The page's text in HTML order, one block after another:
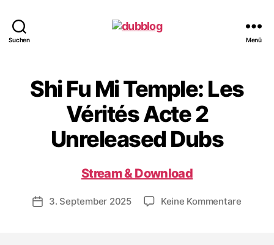
Suchen Menü
Shi Fu Mi Temple: Les
Vérités Acte 2
Unreleased Dubs
Stream & Download
Veröffentlichungsdatum
3. September 2025 Keine Kommentarezu